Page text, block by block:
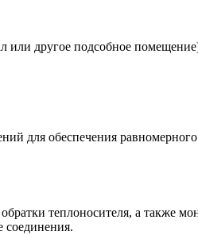
или другое подсобное
для обеспечения
теплоносителя, а также
соединения.